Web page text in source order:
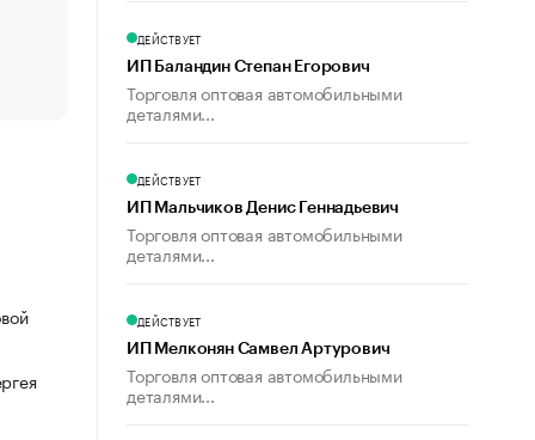
Что обвинения против Павла Дурова значат для
пользователей
ДЕЙСТВУЕТ
ИП Баландин Степан Егорович
Торговля оптовая автомобильными
деталями...
ДЕЙСТВУЕТ
ИП Мальчиков Денис Геннадьевич
Торговля оптовая автомобильными
деталями...
ДЕЙСТВУЕТ
ИП Мелконян Самвел Артурович
Торговля оптовая автомобильными
деталями...